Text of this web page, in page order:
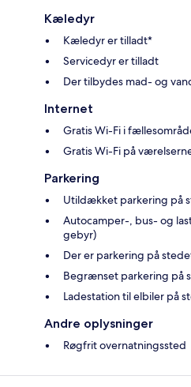
Kæledyr
Kæledyr er tilladt*
Servicedyr er tilladt
Der tilbydes mad- og
Internet
Gratis Wi-Fi i
Gratis Wi-Fi på
Parkering
Utildækket parkering på
Autocamper-, bus- og
gebyr)
Der er parkering på
Begrænset parkering på
Ladestation til elbiler på
Andre oplysninger
Røgfrit overnatningssted